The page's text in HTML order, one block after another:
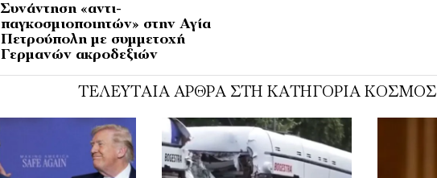
Συνάντηση «αντι-
παγκοσμιοποιητών» στην Αγία
Πετρούπολη με συμμετοχή
Γερμανών ακροδεξιών
ΤΕΛΕΥΤΑΊΑ ΆΡΘΡΑ ΣΤΗ ΚΑΤΗΓΟΡΊΑ ΚΌΣΜΟΣ